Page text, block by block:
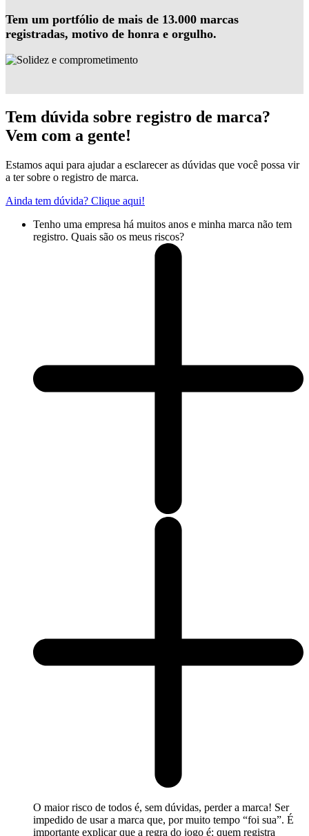
Tem um portfólio de mais de 13.000 marcas
registradas, motivo de honra e orgulho.
Tem dúvida sobre registro de marca?
Vem com a gente!
Estamos aqui para ajudar a esclarecer as dúvidas que você possa vir
a ter sobre o registro de marca.
Ainda tem dúvida? Clique aqui!
Tenho uma empresa há muitos anos e minha marca não tem
registro. Quais são os meus riscos?
O maior risco de todos é, sem dúvidas, perder a marca! Ser
impedido de usar a marca que, por muito tempo “foi sua”. É
importante explicar que a regra do jogo é: quem registra